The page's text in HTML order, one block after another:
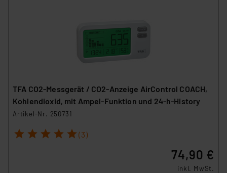
TFA CO2-Messgerät / CO2-Anzeige AirControl COACH,
Kohlendioxid, mit Ampel-Funktion und 24-h-History
Artikel-Nr. 250731
1 2 3 4 5 (3)
74,90 €
inkl. MwSt.